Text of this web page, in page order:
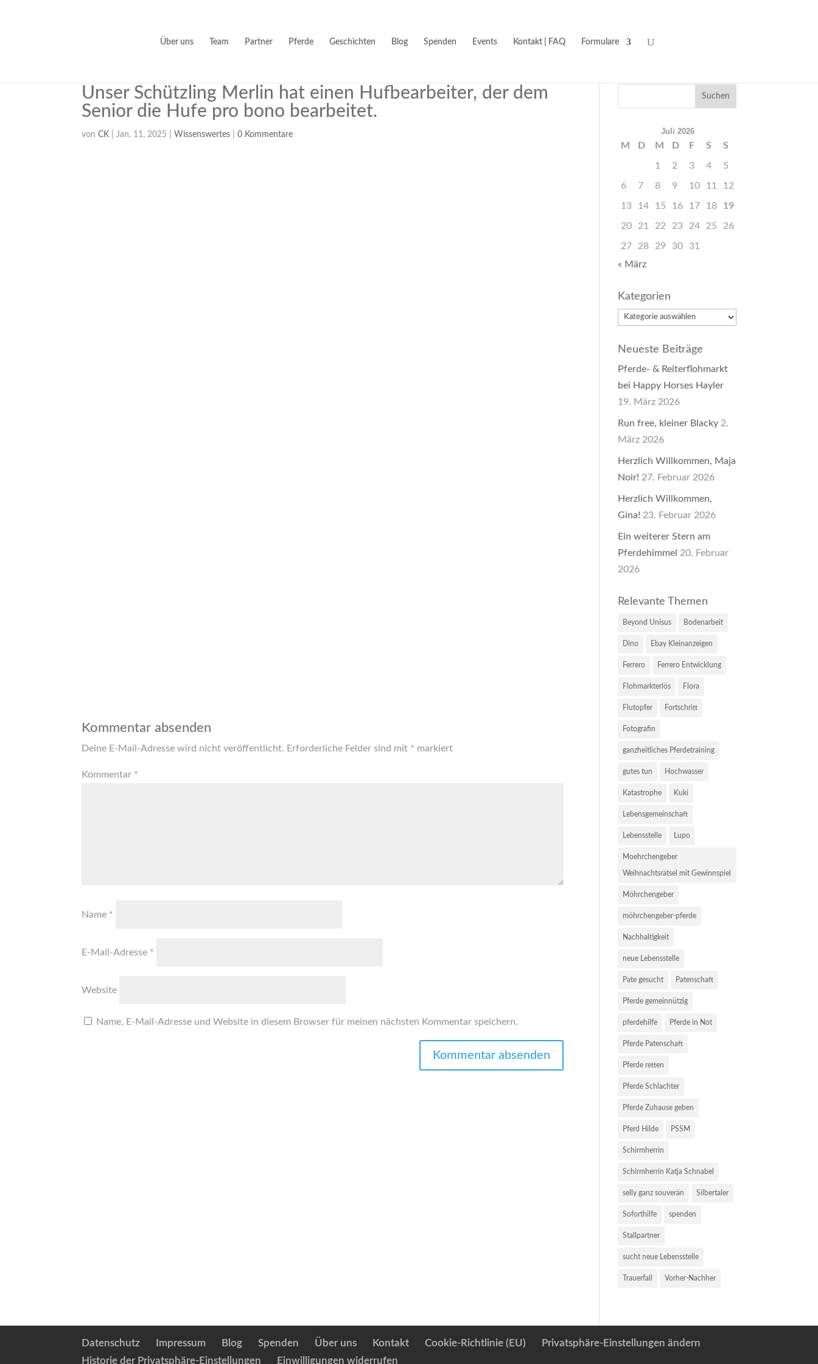
Über uns Team Partner Pferde Geschichten Blog Spenden Events Kontakt | FAQ Formulare
Unser Schützling Merlin hat einen Hufbearbeiter, der dem
Senior die Hufe pro bono bearbeitet.
vonCK |Jan. 11, 2025 Wissenswertes |0 Kommentare
Kommentar absenden
Deine E-Mail-Adresse wird nicht veröffentlicht. Erforderliche Felder sind mit * markiert
Kommentar *
Name *
E-Mail-Adresse *
Website
Name, E-Mail-Adresse und Website in diesem Browser für meinen nächsten Kommentar speichern.
Juli 2026
M D M D F S S
1 2 3 4 5
6 7 8 9 10 11 12
13 14 15 16 17 18 19
20 21 22 23 24 25 26
27 28 29 30
31
« März
Kategorien
Kategorien
Neueste Beiträge
Pferde- & Reiterflohmarkt
bei Happy Horses Hayler
19. März 2026
Run free, kleiner Blacky 2.
März 2026
Herzlich Willkommen, Maja
Noir! 27. Februar 2026
Herzlich Willkommen,
Gina! 23. Februar 2026
Ein weiterer Stern am
Pferdehimmel 20. Februar
2026
Relevante Themen
Beyond Unisus Bodenarbeit
Dino Ebay Kleinanzeigen
Ferrero Ferrero Entwicklung
Flohmarkterlös Flora
Flutopfer Fortschritt
Fotografin
ganzheitliches Pferdetraining
gutes tun Hochwasser
Katastrophe Kuki
Lebensgemeinschaft
Lebensstelle Lupo
Moehrchengeber
Weihnachtsrätsel mit Gewinnspiel
Möhrchengeber
möhrchengeber-pferde
Nachhaltigkeit
neue Lebensstelle
Pate gesucht Patenschaft
Pferde gemeinnützig
pferdehilfe Pferde in Not
Pferde Patenschaft
Pferde retten
Pferde Schlachter
Pferde Zuhause geben
Pferd Hilde PSSM
Schirmherrin
Schirmherrin Katja Schnabel
selly ganz souverän Silbertaler
Soforthilfe spenden
Stallpartner
sucht neue Lebensstelle
Trauerfall Vorher-Nachher
Datenschutz Impressum Blog Spenden Über uns Kontakt Cookie-Richtlinie (EU)
Privatsphäre-Einstellungen ändern
Historie der Privatsphäre-Einstellungen
Einwilligungen widerrufen